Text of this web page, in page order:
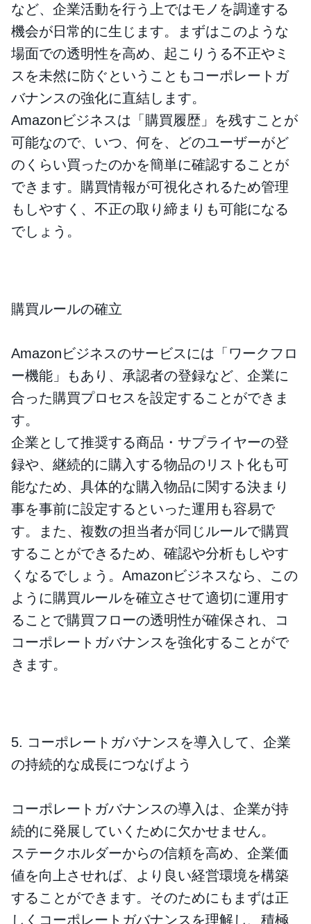
など、企業活動を行う上ではモノを調達する
機会が日常的に生じます。まずはこのような
場面での透明性を高め、起こりうる不正やミ
スを未然に防ぐということもコーポレートガ
バナンスの強化に直結します。
Amazonビジネスは「購買履歴」を残すことが
可能なので、いつ、何を、どのユーザーがど
のくらい買ったのかを簡単に確認することが
できます。購買情報が可視化されるため管理
もしやすく、不正の取り締まりも可能になる
でしょう。
購買ルールの確立
Amazonビジネスのサービスには「ワークフロ
ー機能」もあり、承認者の登録など、企業に
合った購買プロセスを設定することができま
す。
企業として推奨する商品・サプライヤーの登
録や、継続的に購入する物品のリスト化も可
能なため、具体的な購入物品に関する決まり
事を事前に設定するといった運用も容易で
す。また、複数の担当者が同じルールで購買
することができるため、確認や分析もしやす
くなるでしょう。Amazonビジネスなら、この
ように購買ルールを確立させて適切に運用す
ることで購買フローの透明性が確保され、コ
コーポレートガバナンスを強化することがで
きます。
5. コーポレートガバナンスを導入して、企業
の持続的な成長につなげよう
コーポレートガバナンスの導入は、企業が持
続的に発展していくために欠かせません。
ステークホルダーからの信頼を高め、企業価
値を向上させれば、より良い経営環境を構築
することができます。そのためにもまずは正
しくコーポレートガバナンスを理解し、積極